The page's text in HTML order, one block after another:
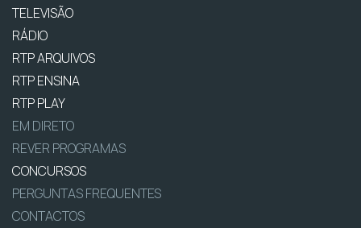
TELEVISÃO
RÁDIO
RTP ARQUIVOS
RTP ENSINA
RTP PLAY
EM DIRETO
REVER PROGRAMAS
CONCURSOS
PERGUNTAS FREQUENTES
CONTACTOS